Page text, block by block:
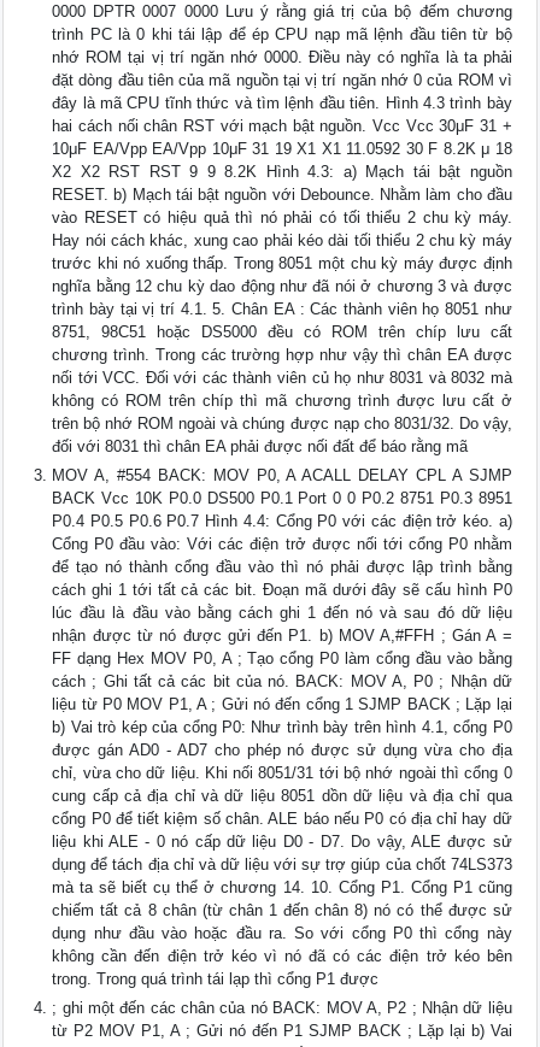
0000 DPTR 0007 0000 Lưu ý rằng giá trị của bộ đếm chương
trình PC là 0 khi tái lập để ép CPU nạp mã lệnh đầu tiên từ bộ
nhớ ROM tại vị trí ngăn nhớ 0000. Điều này có nghĩa là ta phải
đặt dòng đầu tiên của mã nguồn tại vị trí ngăn nhớ 0 của ROM vì
đây là mã CPU tĩnh thức và tìm lệnh đầu tiên. Hình 4.3 trình bày
hai cách nối chân RST với mạch bật nguồn. Vcc Vcc 30μF 31 +
10μF EA/Vpp EA/Vpp 10μF 31 19 X1 X1 11.0592 30 F 8.2K μ 18
X2 X2 RST RST 9 9 8.2K Hình 4.3: a) Mạch tái bật nguồn
RESET. b) Mạch tái bật nguồn với Debounce. Nhằm làm cho đầu
vào RESET có hiệu quả thì nó phải có tối thiểu 2 chu kỳ máy.
Hay nói cách khác, xung cao phải kéo dài tối thiểu 2 chu kỳ máy
trước khi nó xuống thấp. Trong 8051 một chu kỳ máy được định
nghĩa bằng 12 chu kỳ dao động như đã nói ở chương 3 và được
trình bày tại vị trí 4.1. 5. Chân EA : Các thành viên họ 8051 như
8751, 98C51 hoặc DS5000 đều có ROM trên chíp lưu cất
chương trình. Trong các trường hợp như vậy thì chân EA được
nối tới VCC. Đối với các thành viên củ họ như 8031 và 8032 mà
không có ROM trên chíp thì mã chương trình được lưu cất ở
trên bộ nhớ ROM ngoài và chúng được nạp cho 8031/32. Do vậy,
đối với 8031 thì chân EA phải được nối đất để báo rằng mã
MOV A, #554 BACK: MOV P0, A ACALL DELAY CPL A SJMP
BACK Vcc 10K P0.0 DS500 P0.1 Port 0 0 P0.2 8751 P0.3 8951
P0.4 P0.5 P0.6 P0.7 Hình 4.4: Cổng P0 với các điện trở kéo. a)
Cổng P0 đầu vào: Với các điện trở được nối tới cổng P0 nhằm
để tạo nó thành cổng đầu vào thì nó phải được lập trình bằng
cách ghi 1 tới tất cả các bit. Đoạn mã dưới đây sẽ cấu hình P0
lúc đầu là đầu vào bằng cách ghi 1 đến nó và sau đó dữ liệu
nhận được từ nó được gửi đến P1. b) MOV A,#FFH ; Gán A =
FF dạng Hex MOV P0, A ; Tạo cổng P0 làm cổng đầu vào bằng
cách ; Ghi tất cả các bit của nó. BACK: MOV A, P0 ; Nhận dữ
liệu từ P0 MOV P1, A ; Gửi nó đến cổng 1 SJMP BACK ; Lặp lại
b) Vai trò kép của cổng P0: Như trình bày trên hình 4.1, cổng P0
được gán AD0 - AD7 cho phép nó được sử dụng vừa cho địa
chỉ, vừa cho dữ liệu. Khi nối 8051/31 tới bộ nhớ ngoài thì cổng 0
cung cấp cả địa chỉ và dữ liệu 8051 dồn dữ liệu và địa chỉ qua
cổng P0 để tiết kiệm số chân. ALE báo nếu P0 có địa chỉ hay dữ
liệu khi ALE - 0 nó cấp dữ liệu D0 - D7. Do vậy, ALE được sử
dụng để tách địa chỉ và dữ liệu với sự trợ giúp của chốt 74LS373
mà ta sẽ biết cụ thể ở chương 14. 10. Cổng P1. Cổng P1 cũng
chiếm tất cả 8 chân (từ chân 1 đến chân 8) nó có thể được sử
dụng như đầu vào hoặc đầu ra. So với cổng P0 thì cổng này
không cần đến điện trở kéo vì nó đã có các điện trở kéo bên
trong. Trong quá trình tái lạp thì cổng P1 được
; ghi một đến các chân của nó BACK: MOV A, P2 ; Nhận dữ liệu
từ P2 MOV P1, A ; Gửi nó đến P1 SJMP BACK ; Lặp lại b) Vai